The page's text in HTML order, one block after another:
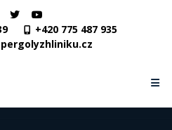
+420 775 487 935